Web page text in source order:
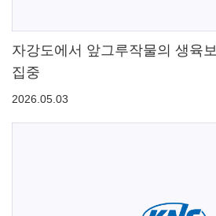
자강도에서 앞그루작물의 생육
집중
2026.05.03